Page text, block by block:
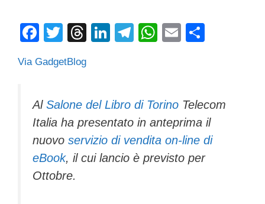
F
c
b
o
o
k
T
tt
T
d
s
Li
dI
n
T
a
m
W
A
p
p
E
vi
di
Via GadgetBlog
Al Salone del Libro di Torino Telecom
Italia ha presentato in anteprima il
nuovo servizio di vendita on-line di
eBook, il cui lancio è previsto per
Ottobre.